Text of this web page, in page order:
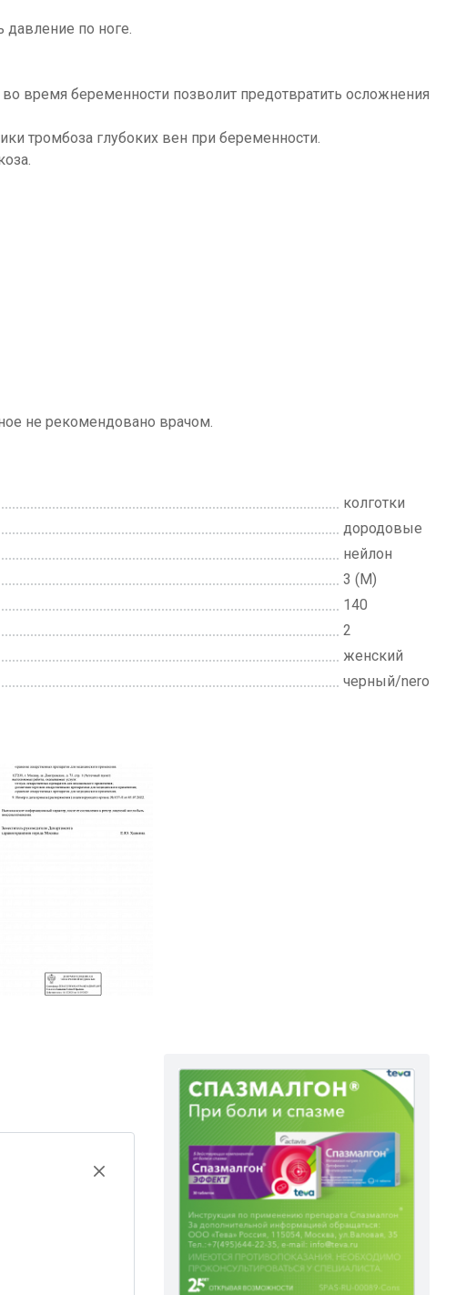
по ноге.
время беременности позволит предотвратить осложнения
тромбоза глубоких вен при беременности.
не рекомендовано врачом.
колготки
дородовые
нейлон
3 (M)
140
2
женский
черный/nero